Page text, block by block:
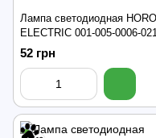
Лампа светодиодная
ELECTRIC 001-005-0006-021
ELITE
52 грн